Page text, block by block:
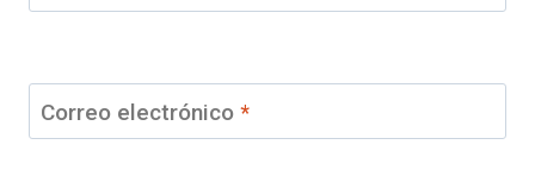
Correo electrónico *